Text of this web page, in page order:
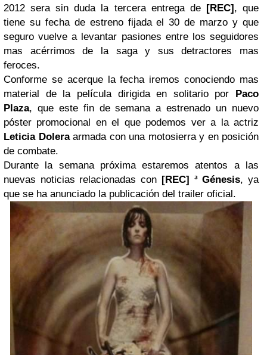
2012 sera sin duda la tercera entrega de [REC], que
tiene su fecha de estreno fijada el 30 de marzo y que
seguro vuelve a levantar pasiones entre los seguidores
mas acérrimos de la saga y sus detractores mas
feroces.
Conforme se acerque la fecha iremos conociendo mas
material de la película dirigida en solitario por Paco
Plaza, que este fin de semana a estrenado un nuevo
póster promocional en el que podemos ver a la actriz
Leticia Doleraarmada con una motosierra y en posición
de combate.
Durante la semana próxima estaremos atentos a las
nuevas noticias relacionadas con [REC] ³ Génesis, ya
que se ha anunciado la publicación del trailer oficial.